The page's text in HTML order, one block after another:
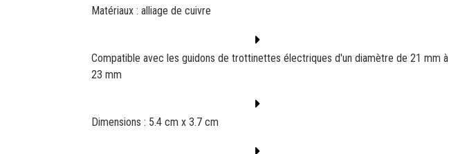
Matériaux : alliage de cuivre
Compatible avec les guidons de trottinettes électriques d'un diamètre de 21 mm à
23 mm
Dimensions : 5.4 cm x 3.7 cm